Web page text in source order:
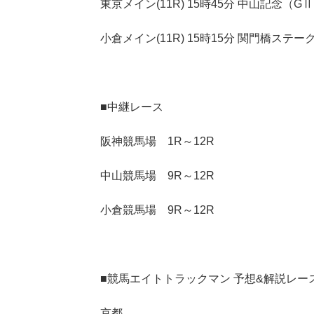
東京メイン(11R) 15時45分 中山記念（GⅡ
小倉メイン(11R) 15時15分 関門橋ステー
■中継レース
阪神競馬場 1R～12R
中山競馬場 9R～12R
小倉競馬場 9R～12R
■競馬エイトトラックマン 予想&解説レー